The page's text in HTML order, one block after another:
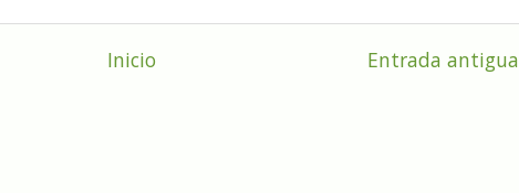
Entrada antigua
Inicio